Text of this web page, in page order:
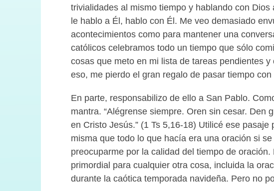
trivialidades al mismo tiempo y hablando con
le hablo a Él, hablo con Él. Me veo demasiado
acontecimientos como para mantener una
católicos celebramos todo un tiempo que sólo
cosas que meto en mi lista de tareas pendientes
eso, me pierdo el gran regalo de pasar tiempo
En parte, responsabilizo de ello a San Pablo.
mantra. “Alégrense siempre. Oren sin cesar.
en Cristo Jesús.” (1 Ts 5,16-18) Utilicé ese
misma que todo lo que hacía era una oración si
preocuparme por la calidad del tiempo de
primordial para cualquier otra cosa, incluida la
durante la caótica temporada navideña. Pero no